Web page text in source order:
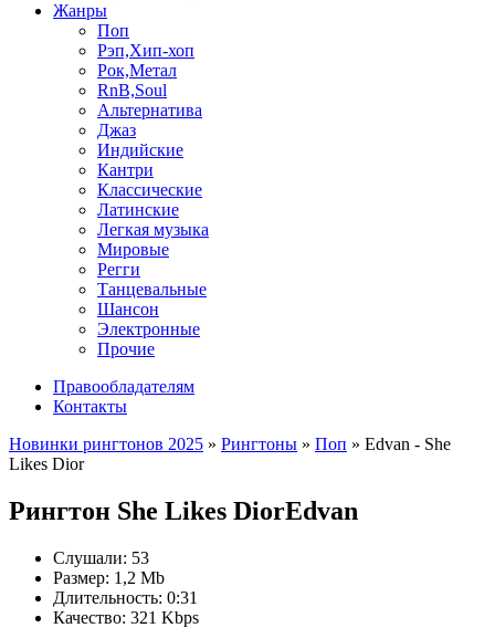
Жанры
Поп
Рэп,Хип-хоп
Рок,Метал
RnB,Soul
Альтернатива
Джаз
Индийские
Кантри
Классические
Латинские
Легкая музыка
Мировые
Регги
Танцевальные
Шансон
Электронные
Прочие
Правообладателям
Контакты
Новинки рингтонов 2025 » Рингтоны » Поп » Edvan - She
Likes Dior
Рингтон She Likes DiorEdvan
Слушали: 53
Размер: 1,2 Mb
Длительность: 0:31
Качество: 321 Kbps